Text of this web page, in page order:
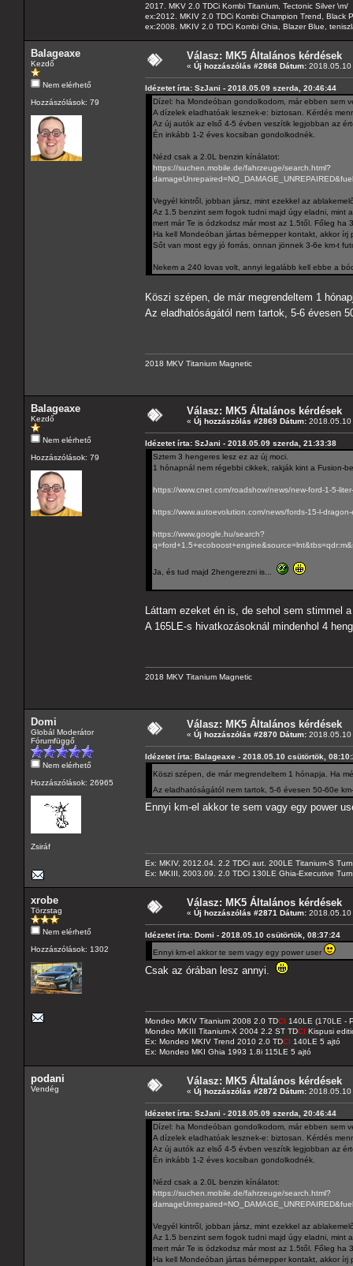
2017. MKV 2.0 TDCi Kombi Titanium, Tectonic Silver \m/
ex:2012. MKIV 2.0 TDCi Kombi Champion Trend, Black
ex:2008. MKIV 2.0 TDCi Kombi Ghia, Blazer Blue,
Balageaxe
Kezdő
Nem elérhető
Hozzászólások: 79
Válasz: MK5 Általános kérdések
« Új hozzászólás #2868 Dátum: 2018.05.10
Idézetet írta: SzJani - 2018.05.09 szerda, 20:46:44
Dízel: ha Mondeóban gondolkodom, már ebben sem
A dízelek eladhatóak lesznek-e: biztosan. Kérdés
Az új autók az első 4-5 évben veszítik legjobban az
Én inkább 1-2 éves kocsiban gondolkodnék.
Nézd csak a 2.0L benzin kínálatot:
https://suchen.mobile.de/fahrzeuge/search.html?
Vegyél kintről, jobban jársz, mint ezekkel az
Az 1.5 benzint sem fogok tudni majd úgy eladni, mint
mert már Te is ódzkodsz már most az 1.5től. Főleg ha
Ha kell Mondeóban jártas bérnepper kontakt, akkor írj
Sőt van most egy jó forrás, onnan jönnek 3-6e km-t
Nekem a 240 lovas volt, annyi legalább kell ebbe a
Köszi szépen, de már megrendeltem 1
Az eladhatóságától nem tartok, 5-6 évesen
2018 MKV Titanium Magnetic
Balageaxe
Kezdő
Nem elérhető
Hozzászólások: 79
Válasz: MK5 Általános kérdések
« Új hozzászólás #2869 Dátum: 2018.05.10
Idézetet írta: SzJani - 2018.05.09 szerda, 21:33:38
Sztem 3 hengeres lesz ez az új moci.
1 hónapnál nem régebbi cikkek, rakják kint a Fusion-
https://www.cnet.com/roadshow/news/new-ford-1-5-
https://www.autoevolution.com/news/fords-15-l-
https://www.google.hu/search?
Ja, és tud majd 2hengerezni is...
Láttam ezeket én is, de sehol sem stimmel
A 165LE-s hivatkozásoknál mindenhol 4
2018 MKV Titanium Magnetic
Domi
Globál Moderátor
Fórumfüggő
Nem elérhető
Hozzászólások: 26965
Zsiráf
Válasz: MK5 Általános kérdések
« Új hozzászólás #2870 Dátum: 2018.05.10
Idézetet írta: Balageaxe - 2018.05.10 csütörtök,
Köszi szépen, de már megrendeltem 1 hónapja. Ha
Az eladhatóságától nem tartok, 5-6 évesen 50-60e
Ennyi km-el akkor te sem vagy egy power
Ex: MKIV, 2012.04. 2.2 TDCi aut. 200LE Titanium-S
Ex: MKIII, 2003.09. 2.0 TDCi 130LE Ghia-Executive
xrobe
Törzstag
Nem elérhető
Hozzászólások: 1302
Válasz: MK5 Általános kérdések
« Új hozzászólás #2871 Dátum: 2018.05.10
Idézetet írta: Domi - 2018.05.10 csütörtök, 08:37:24
Ennyi km-el akkor te sem vagy egy power user
Csak az órában lesz annyi.
Mondeo MKIV Titanium 2008 2.0 TDCI 140LE (170LE -
Mondeo MKIII Titanium-X 2004 2.2 ST TDCI Kispusi
Ex: Mondeo MKIV Trend 2010 2.0 TDCI 140LE 5 ajtó
Ex: Mondeo MKI Ghia 1993 1.8i 115LE 5 ajtó
podani
Vendég
Válasz: MK5 Általános kérdések
« Új hozzászólás #2872 Dátum: 2018.05.10
Idézetet írta: SzJani - 2018.05.09 szerda, 20:46:44
Dízel: ha Mondeóban gondolkodom, már ebben sem
A dízelek eladhatóak lesznek-e: biztosan. Kérdés
Az új autók az első 4-5 évben veszítik legjobban az
Én inkább 1-2 éves kocsiban gondolkodnék.
Nézd csak a 2.0L benzin kínálatot:
https://suchen.mobile.de/fahrzeuge/search.html?
Vegyél kintről, jobban jársz, mint ezekkel az
Az 1.5 benzint sem fogok tudni majd úgy eladni, mint
mert már Te is ódzkodsz már most az 1.5től. Főleg ha
Ha kell Mondeóban jártas bérnepper kontakt, akkor írj